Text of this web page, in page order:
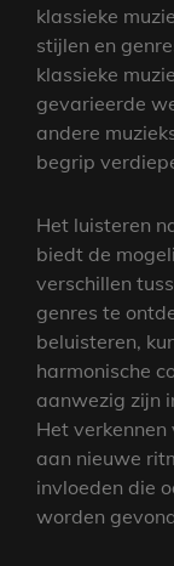
klassieke
stijlen en
klassieke
gevarieerde
andere
begrip
Het luisteren
biedt de
verschillen
genres te
beluisteren,
harmonische
aanwezig zijn
Het
aan nieuwe
invloeden die
worden